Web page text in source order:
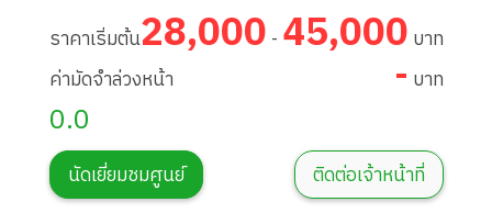
ราคาเริ่มต้น28,000 - 45,000 บาท
ค่ามัดจำล่วงหน้า
- บาท
0.0
นัดเยี่ยมชมศูนย์ ติดต่อเจ้าหน้าที่